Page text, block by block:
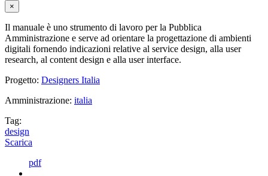
×
Il manuale è uno strumento di lavoro per la Pubblica
Amministrazione e serve ad orientare la progettazione di ambienti
digitali fornendo indicazioni relative al service design, alla user
research, al content design e alla user interface.
Progetto: Designers Italia
Amministrazione: italia
Tag:
design
Scarica
pdf